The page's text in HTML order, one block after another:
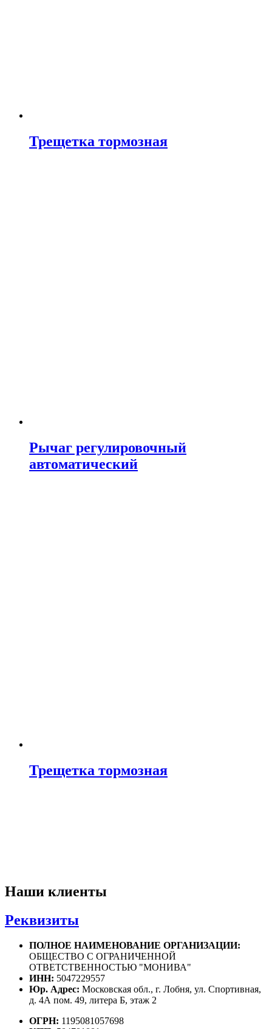
Трещетка тормозная
Рычаг регулировочный
автоматический
Трещетка тормозная
Наши клиенты
Реквизиты
ПОЛНОЕ НАИМЕНОВАНИЕ ОРГАНИЗАЦИИ:
ОБЩЕСТВО С ОГРАНИЧЕННОЙ
ОТВЕТСТВЕННОСТЬЮ "МОНИВА"
ИНН: 5047229557
Юр. Адрес: Московская обл., г. Лобня, ул. Спортивная,
д. 4А пом. 49, литера Б, этаж 2
ОГРН: 1195081057698